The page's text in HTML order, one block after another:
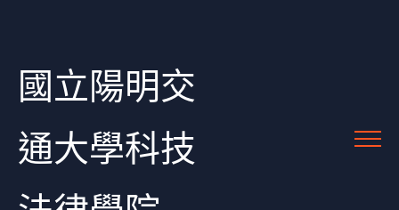
國立陽明交
通大學科技